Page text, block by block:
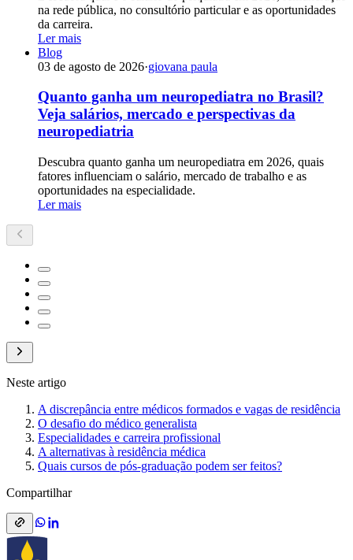
na rede pública, no consultório particular e as oportunidades
da carreira.
Ler mais
Blog
03 de agosto de 2026·giovana paula
Quanto ganha um neuropediatra no Brasil?
Veja salários, mercado e perspectivas da
neuropediatria
Descubra quanto ganha um neuropediatra em 2026, quais
fatores influenciam o salário, mercado de trabalho e as
oportunidades na especialidade.
Ler mais
Neste artigo
A discrepância entre médicos formados e vagas de residência
O desafio do médico generalista
Especialidades e carreira profissional
A alternativas à residência médica
Quais cursos de pós-graduação podem ser feitos?
Compartilhar